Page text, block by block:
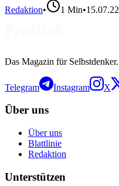
Redaktion• 1 Min•15.07.22
Das Magazin für Selbstdenker.
Telegram Instagram X
Über uns
Über uns
Blattlinie
Redaktion
Unterstützen